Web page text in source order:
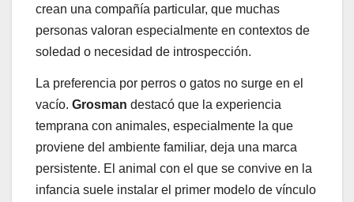
crean una compañía particular, que muchas
personas valoran especialmente en contextos de
soledad o necesidad de introspección.
La preferencia por perros o gatos no surge en el
vacío. Grosman destacó que la experiencia
temprana con animales, especialmente la que
proviene del ambiente familiar, deja una marca
persistente. El animal con el que se convive en la
infancia suele instalar el primer modelo de vínculo